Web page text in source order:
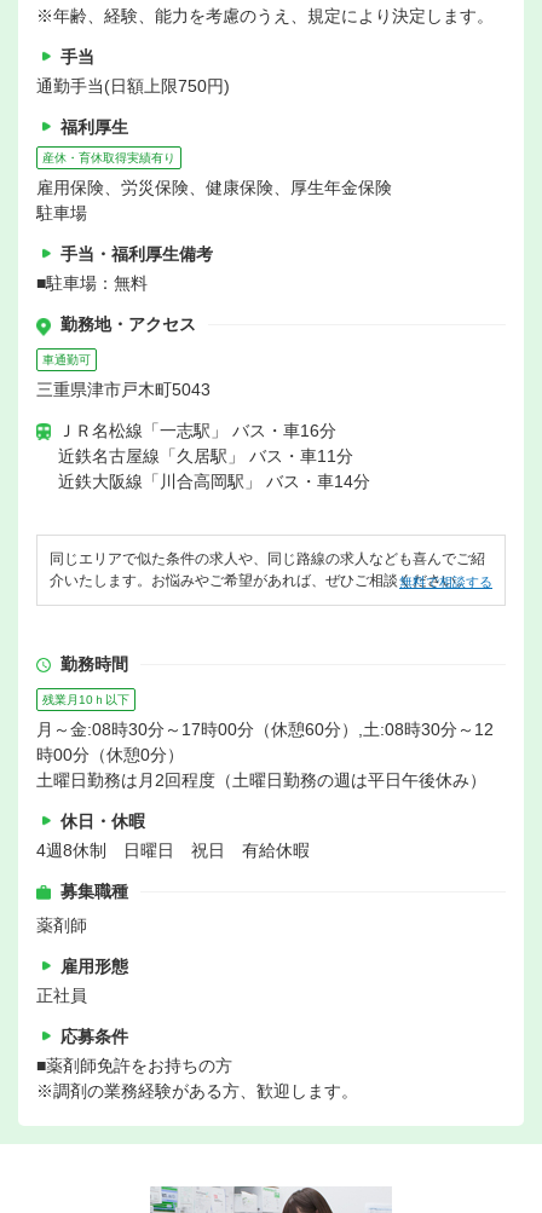
※年齢、経験、能力を考慮のうえ、規定により決定します。
手当
通勤手当(日額上限750円)
福利厚生
産休・育休取得実績有り
雇用保険、労災保険、健康保険、厚生年金保険
駐車場
手当・福利厚生備考
■駐車場：無料
勤務地・アクセス
車通勤可
三重県津市戸木町5043
ＪＲ名松線「一志駅」 バス・車16分
近鉄名古屋線「久居駅」 バス・車11分
近鉄大阪線「川合高岡駅」 バス・車14分
同じエリアで似た条件の求人や、同じ路線の求人なども喜んでご紹
介いたします。お悩みやご希望があれば、ぜひご相談ください。
無料で相談する
勤務時間
残業月10ｈ以下
月～金:08時30分～17時00分（休憩60分）,土:08時30分～12
時00分（休憩0分）
土曜日勤務は月2回程度（土曜日勤務の週は平日午後休み）
休日・休暇
4週8休制 日曜日 祝日 有給休暇
募集職種
薬剤師
雇用形態
正社員
応募条件
■薬剤師免許をお持ちの方
※調剤の業務経験がある方、歓迎します。